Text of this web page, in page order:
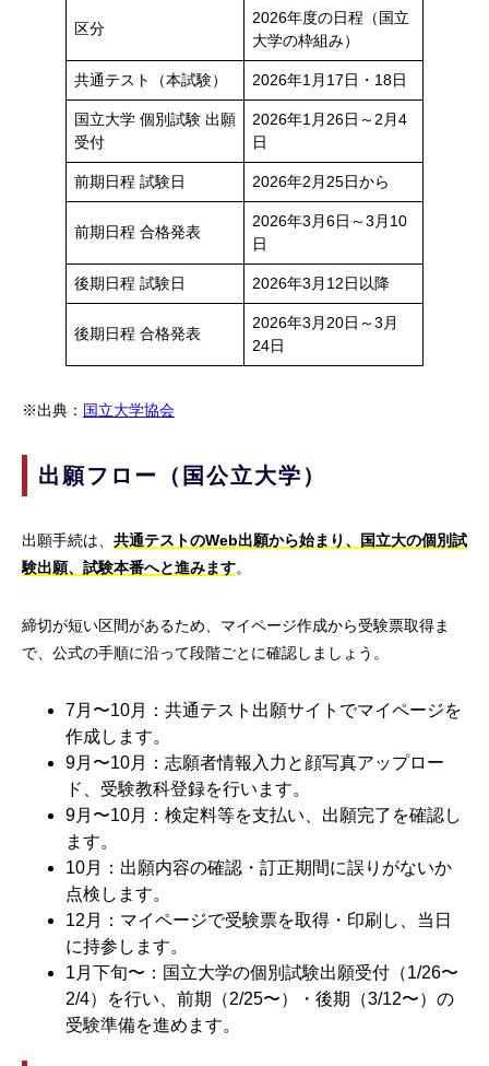
区分
2026年度の日程（国立
大学の枠組み）
共通テスト（本試験） 2026年1月17日・18日
国立大学 個別試験 出願
受付
2026年1月26日～2月4
日
前期日程 試験日 2026年2月25日から
前期日程 合格発表
2026年3月6日～3月10
日
後期日程 試験日 2026年3月12日以降
後期日程 合格発表
2026年3月20日～3月
24日
※出典： 国立大学協会
出願フロー（国公立大学）
出願手続は、 共通テストのWeb出願から始まり、国立大の個別試
験出願、試験本番へと進みます。
締切が短い区間があるため、マイページ作成から受験票取得ま
で、公式の手順に沿って段階ごとに確認しましょう。
7月〜10月：共通テスト出願サイトでマイページを
作成します。
9月〜10月：志願者情報入力と顔写真アップロー
ド、受験教科登録を行います。
9月〜10月：検定料等を支払い、出願完了を確認し
ます。
10月：出願内容の確認・訂正期間に誤りがないか
点検します。
12月：マイページで受験票を取得・印刷し、当日
に持参します。
1月下旬〜：国立大学の個別試験出願受付（1/26〜
2/4）を行い、前期（2/25〜）・後期（3/12〜）の
受験準備を進めます。